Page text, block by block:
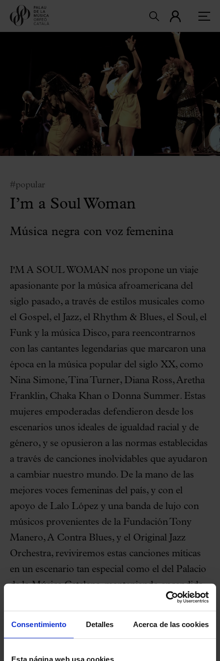
Consentimiento Detalles Acerca de las cookies
Esta página web usa cookies
#popular
I’m a Soul Woman
Música negra con voz femenina
I'M A SOUL WOMAN nos propone un viaje
apasionante por la música afroamericana del
siglo pasado, a través de estilos musicales como
el Gospel, el Jazz, el Rhythm & Blues, el Soul, el
Funk y la música Disco, para reencontrarnos
con las cantantes legendarias que marcaron una
época en la música popular del siglo XX, como
Nina Simone, Tina Turner, Diana Ross, Aretha
Franklin, Chaka Khan o Donna Summer. Estas
mujeres empoderadas defendieron desde los
escenarios unos ideales de igualdad racial y de
género, y se opusieron a las normas establecidas
a través de canciones inolvidables que ayudaron
a cambiar nuestro mundo. De la mano de las
mejores voces femeninas del país, y con el
apoyo de Lalo López y una banda de lujo con
músicos provenientes de la Fundación Tony
Manero, A Contra Blues, y el Original Jazz
Orchestra, reviviremos estas canciones míticas
en un escenario tan especial como el del Palacio
de la Música Catalana, manteniendo encendida
la llama de la música negra y continuando la